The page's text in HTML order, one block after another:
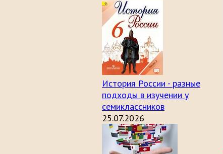
История России - разные
подходы в изучении у
семиклассников
25.07.2026